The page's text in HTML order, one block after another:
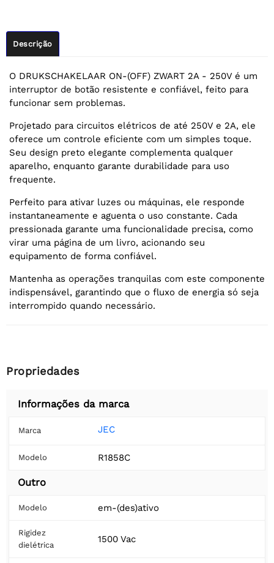
Descrição
O DRUKSCHAKELAAR ON-(OFF) ZWART 2A - 250V é um
interruptor de botão resistente e confiável, feito para
funcionar sem problemas.
Projetado para circuitos elétricos de até 250V e 2A, ele
oferece um controle eficiente com um simples toque.
Seu design preto elegante complementa qualquer
aparelho, enquanto garante durabilidade para uso
frequente.
Perfeito para ativar luzes ou máquinas, ele responde
instantaneamente e aguenta o uso constante. Cada
pressionada garante uma funcionalidade precisa, como
virar uma página de um livro, acionando seu
equipamento de forma confiável.
Mantenha as operações tranquilas com este componente
indispensável, garantindo que o fluxo de energia só seja
interrompido quando necessário.
Propriedades
Informações da marca
Marca JEC
Modelo R1858C
Outro
Modelo em-(des)ativo
Rigidez
dielétrica
1500 Vac